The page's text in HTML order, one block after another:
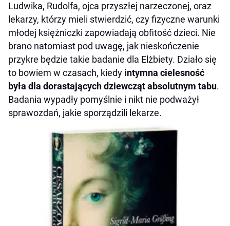
Ludwika, Rudolfa, ojca przyszłej narzeczonej, oraz
lekarzy, którzy mieli stwierdzić, czy fizyczne warunki
młodej księżniczki zapowiadają obfitość dzieci. Nie
brano natomiast pod uwagę, jak nieskończenie
przykre będzie takie badanie dla Elżbiety. Działo się
to bowiem w czasach, kiedy intymna cielesność
była dla dorastających dziewcząt absolutnym tabu.
Badania wypadły pomyślnie i nikt nie podważył
sprawozdań, jakie sporządzili lekarze.